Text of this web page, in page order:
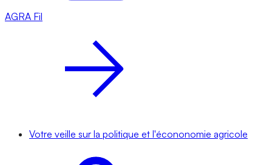
AGRA Fil
Votre veille sur la politique et l'écononomie agricole